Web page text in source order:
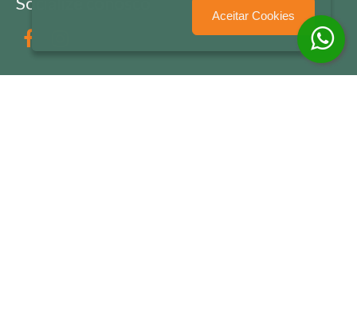
Aceitar Cookies